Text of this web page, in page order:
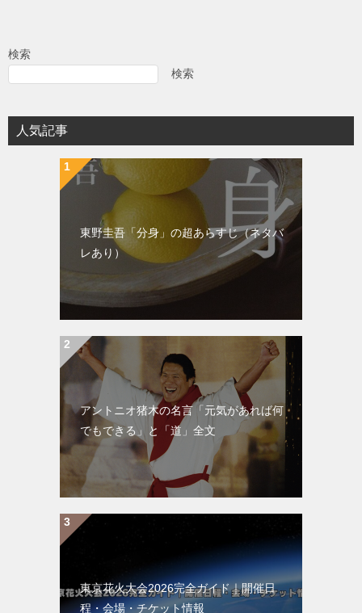
ビ
シ
ョ
検索
検索
人気記事
東野圭吾「分身」の超あらすじ（ネタバ
レあり）
アントニオ猪木の名言「元気があれば何
でもできる」と「道」全文
東京花火大会2026完全ガイド｜開催日
程・会場・チケット情報